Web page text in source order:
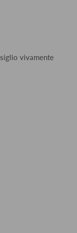
vivamente